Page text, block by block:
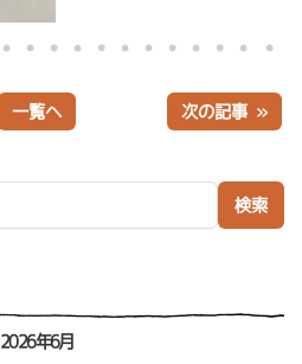
2026年6月
一覧へ 次の記事 »